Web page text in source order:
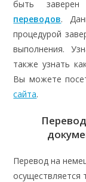
быть заверен
переводов.
процедурой
выполнения.
также узнать
Вы можете
сайта.
Перевод на
осуществляется